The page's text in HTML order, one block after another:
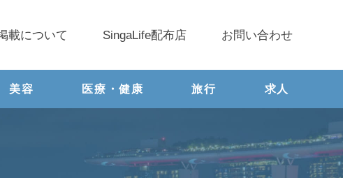
美容 医療・健康 旅行 求人
載について SingaLife配布店 お問い合わせ